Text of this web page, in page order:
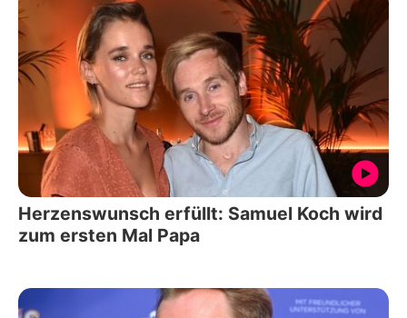
Herzenswunsch erfüllt: Samuel Koch wird
zum ersten Mal Papa